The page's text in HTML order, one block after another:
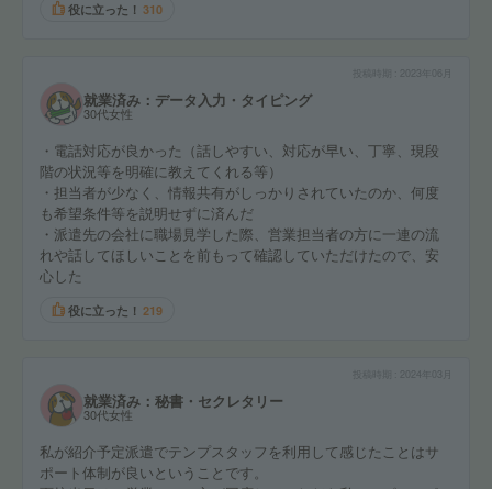
役に立った！ 310
就業済み：データ入力・タイピング
30代女性
・電話対応が良かった（話しやすい、対応が早い、丁寧、現段
階の状況等を明確に教えてくれる等）
・担当者が少なく、情報共有がしっかりされていたのか、何度
も希望条件等を説明せずに済んだ
・派遣先の会社に職場見学した際、営業担当者の方に一連の流
れや話してほしいことを前もって確認していただけたので、安
心した
役に立った！ 219
2024年03月
就業済み：秘書・セクレタリー
30代女性
私が紹介予定派遣でテンプスタッフを利用して感じたことはサ
ポート体制が良いということです。